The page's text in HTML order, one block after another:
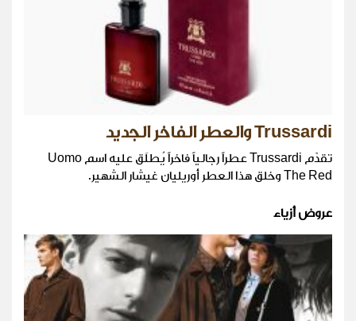
Trussardi والعطر الفاخر الجديد
تقدّم Trussardi عطراً رجالياً فاخراً يُطلَق عليه اسم Uomo
The Red وخلق هذا العطر أوريليان غيشار الشهير.
عروض أزياء